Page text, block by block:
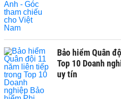
Bảo hiểm Quân
Top 10 Doanh
uy tín